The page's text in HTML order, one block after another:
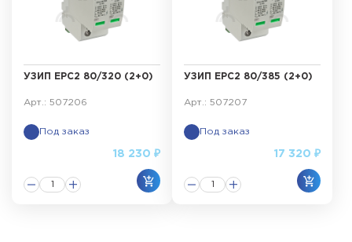
УЗИП ЕРС2 80/320 (2+0)
Арт.: 507206
Под заказ
18 230 ₽
УЗИП ЕРС2 80/385 (2+0)
Арт.: 507207
Под заказ
17 320 ₽